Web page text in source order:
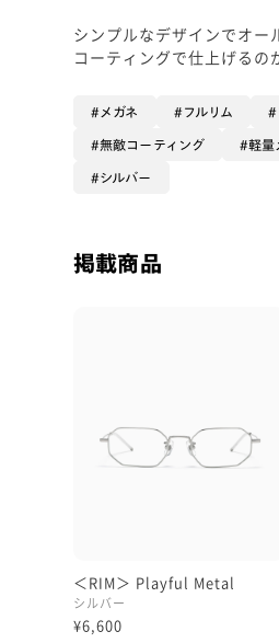
シンプルなデザインでオー
コーティングで仕上げるの
メガネ フルリム
無敵コーティング 軽量
シルバー
掲載商品
＜RIM＞ Playful Metal
シルバー
¥6,600